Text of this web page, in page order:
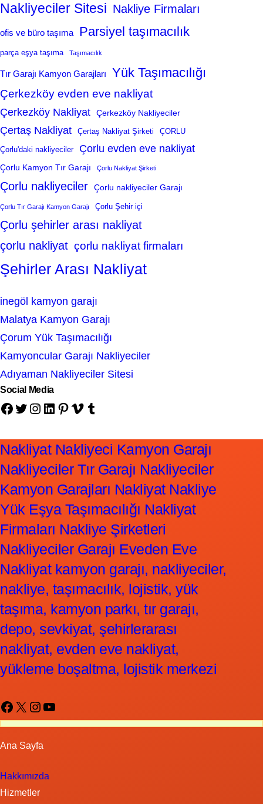
Nakliyeciler Sitesi Nakliye Firmaları
ofis ve büro taşıma Parsiyel taşımacılık
parça eşya taşıma Taşımacılık
Tır Garajı Kamyon Garajları Yük Taşımacılığı
Çerkezköy evden eve nakliyat
Çerkezköy Nakliyat Çerkezköy Nakliyeciler
Çertaş Nakliyat Çertaş Nakliyat Şirketi ÇORLU
Çorlu'daki nakliyeciler Çorlu evden eve nakliyat
Çorlu Kamyon Tır Garajı Çorlu Nakliyat Şirketi
Çorlu nakliyeciler Çorlu nakliyeciler Garajı
Çorlu Tır Garajı Kamyon Garajı Çorlu Şehir içi
Çorlu şehirler arası nakliyat
çorlu nakliyat çorlu nakliyat firmaları
Şehirler Arası Nakliyat
inegöl kamyon garajı
Malatya Kamyon Garajı
Çorum Yük Taşımacılığı
Kamyoncular Garajı Nakliyeciler
Adıyaman Nakliyeciler Sitesi
Social Media
Facebook Twitter Instagram LinkedIn Pinterest Vimeo Tumblr
Nakliyat Nakliyeci Kamyon Garajı
Nakliyeciler Tır Garajı Nakliyeciler
Kamyon Garajları Nakliyat Nakliye
Yük Eşya Taşımacılığı Nakliyat
Firmaları Nakliye Şirketleri
Nakliyeciler Garajı Eveden Eve
Nakliyat kamyon garajı, nakliyeciler,
nakliye, taşımacılık, lojistik, yük
taşıma, kamyon parkı, tır garajı,
depo, sevkiyat, şehirlerarası
nakliyat, evden eve nakliyat,
yükleme boşaltma, lojistik merkezi
Facebook X Instagram YouTube
Ana Sayfa
Hakkımızda
Hizmetler